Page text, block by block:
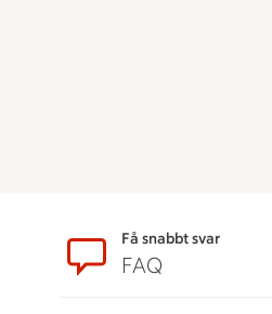
SidfotFå snabbt svar
FAQ